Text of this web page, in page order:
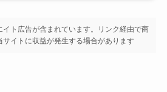
ト広告が含まれています。リンク経由で商
イトに収益が発生する場合があります